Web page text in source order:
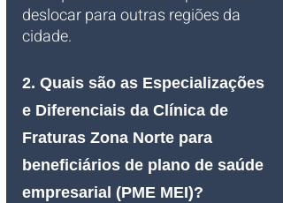
deslocar para outras regiões da
cidade.
2. Quais são as Especializações
e Diferenciais da Clínica de
Fraturas Zona Norte para
beneficiários de plano de saúde
empresarial (PME MEI)?